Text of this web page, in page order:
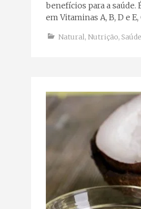
benefícios para a
em Vitaminas A, B, D e
Natural, Nutrição, Saúde